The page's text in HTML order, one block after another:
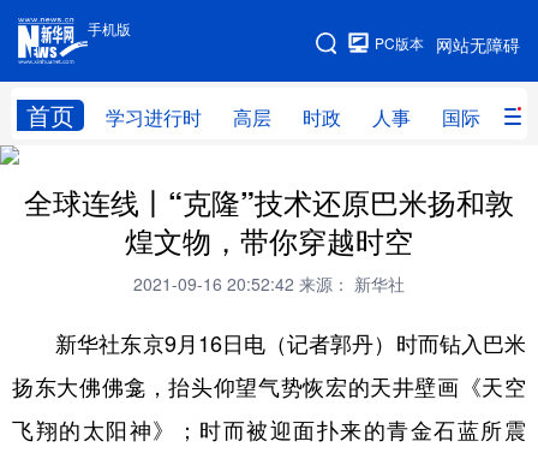
手机版
网站无障碍
PC版本
首页 学习进行时 高层 时政 人事 国际 财
手机版
网站地图
财经 网评
思客智库 全球连线
科技 科创 量子 体育
文化 书画 健康 军事
访谈 视频 图片 政务
全球连线丨“克隆”技术还原巴米扬和敦
煌文物，带你穿越时空
2021-09-16 20:52:42 来源： 新华社
新华社东京9月16日电（记者郭丹）时而钻入巴米
扬东大佛佛龛，抬头仰望气势恢宏的天井壁画《天空
飞翔的太阳神》；时而被迎面扑来的青金石蓝所震